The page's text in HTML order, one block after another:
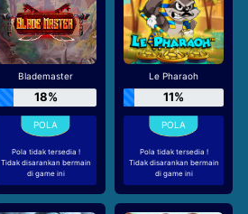
Blademaster
18%
Pola tidak tersedia !
Tidak disarankan bermain
di game ini
Le Pharaoh
11%
Pola tidak tersedia !
Tidak disarankan bermain
di game ini